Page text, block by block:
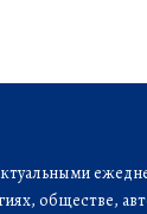
обществе,